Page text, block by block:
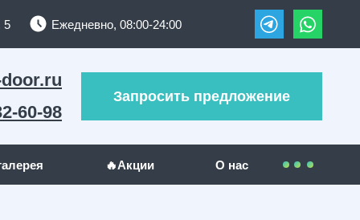
5 Ежедневно, 08:00-24:00
60-98
Запросить предложение
🔥Акции О нас